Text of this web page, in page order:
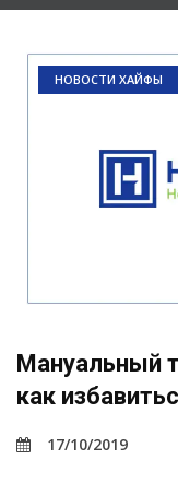
НОВОСТИ ХАЙФЫ
Мануальный
как
17/10/2019